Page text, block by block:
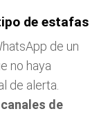
de estafas
de un
no haya
de alerta.
de